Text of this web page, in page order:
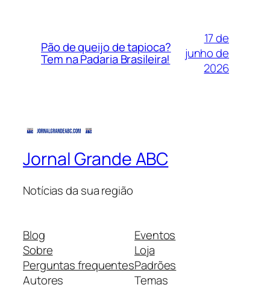
Pão de queijo de tapioca?
Tem na Padaria Brasileira!
17 de
junho de
2026
Jornal Grande ABC
Notícias da sua região
Blog
Sobre
Perguntas frequentes
Autores
Eventos
Loja
Padrões
Temas